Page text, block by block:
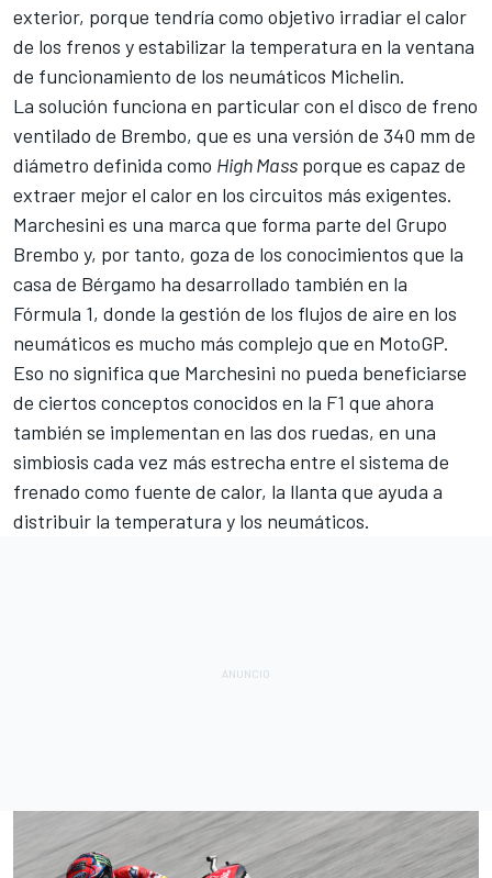
exterior, porque tendría como objetivo irradiar el calor
de los frenos y estabilizar la temperatura en la ventana
de funcionamiento de los neumáticos Michelin.
La solución funciona en particular con el disco de freno
ventilado de Brembo, que es una versión de 340 mm de
diámetro definida como High Mass porque es capaz de
extraer mejor el calor en los circuitos más exigentes.
Marchesini es una marca que forma parte del Grupo
Brembo y, por tanto, goza de los conocimientos que la
casa de Bérgamo ha desarrollado también en la
Fórmula 1, donde la gestión de los flujos de aire en los
neumáticos es mucho más complejo que en MotoGP.
Eso no significa que Marchesini no pueda beneficiarse
de ciertos conceptos conocidos en la F1 que ahora
también se implementan en las dos ruedas, en una
simbiosis cada vez más estrecha entre el sistema de
frenado como fuente de calor, la llanta que ayuda a
distribuir la temperatura y los neumáticos.